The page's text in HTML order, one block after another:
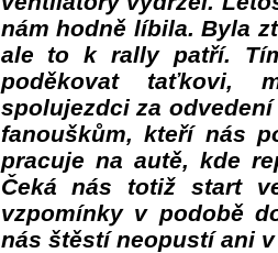
nám hodně líbila. Byla
ale to k rally patří.
poděkovat taťkovi,
spolujezdci za
fanouškům, kteří nás
pracuje na autě, kde
Čeká nás totiž start
vzpomínky v podobě
nás štěstí neopustí ani